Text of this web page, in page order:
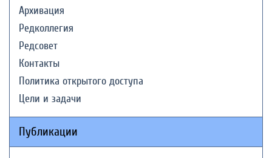
Архивация
Редколлегия
Редсовет
Контакты
Политика открытого доступа
Цели и задачи
Публикации